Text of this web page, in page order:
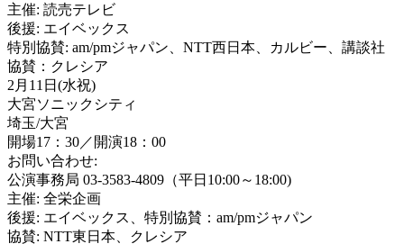
主催: 読売テレビ
後援: エイベックス
特別協賛: am/pmジャパン、NTT西日本、カルビー、講談社
協賛：クレシア
2月11日(水祝)
大宮ソニックシティ
埼玉/大宮
開場17：30／開演18：00
お問い合わせ:
公演事務局 03-3583-4809（平日10:00～18:00)
主催: 全栄企画
後援: エイベックス、特別協賛：am/pmジャパン
協賛: NTT東日本、クレシア